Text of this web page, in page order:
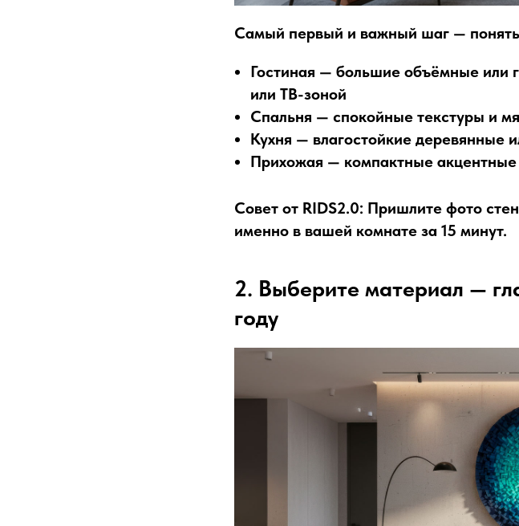
Самый первый и важный шаг —
Гостиная — большие объёмные или
или ТВ-зоной
Спальня — спокойные текстуры и
Кухня — влагостойкие деревянные
Прихожая — компактные
Совет от RIDS2.0: Пришлите фото
именно в вашей комнате за 15 минут.
2. Выберите материал —
году